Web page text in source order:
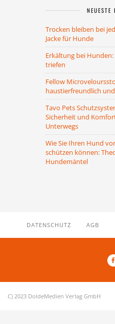
NEUESTE
Trocken bleiben bei
Jacke für Hunde
Erkältung bei
triefen
Fellow
haustierfreundlich
Tavo Pets
Sicherheit und
Unterwegs
Wie Sie Ihren Hund
schützen können:
Hundemäntel
DATENSCHUTZ AGB
C) 2023 DoldeMedien Verlag GmbH